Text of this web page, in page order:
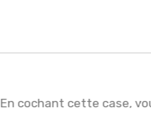
En cochant cette case,